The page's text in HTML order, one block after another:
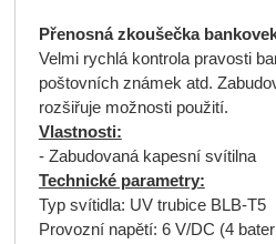
Přenosná zkoušečka
Velmi rychlá kontrola pravosti
poštovních známek atd.
rozšiřuje možnosti použití.
Vlastnosti:
- Zabudovaná kapesní svítilna
Technické parametry:
Typ svítidla: UV trubice BLB-T5
Provozní napětí: 6 V/DC (4